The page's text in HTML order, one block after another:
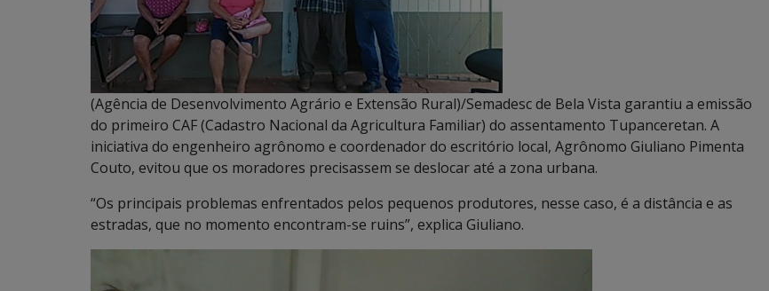
(Agência de Desenvolvimento Agrário e Extensão Rural)/Semadesc de Bela Vista garantiu a emissão
do primeiro CAF (Cadastro Nacional da Agricultura Familiar) do assentamento Tupanceretan. A
iniciativa do engenheiro agrônomo e coordenador do escritório local, Agrônomo Giuliano Pimenta
Couto, evitou que os moradores precisassem se deslocar até a zona urbana.
“Os principais problemas enfrentados pelos pequenos produtores, nesse caso, é a distância e as
estradas, que no momento encontram-se ruins”, explica Giuliano.